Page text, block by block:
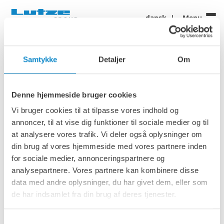
Samtykke Detaljer Om
Denne hjemmeside bruger cookies
Vi bruger cookies til at tilpasse vores indhold og
annoncer, til at vise dig funktioner til sociale medier og til
at analysere vores trafik. Vi deler også oplysninger om
din brug af vores hjemmeside med vores partnere inden
for sociale medier, annonceringspartnere og
analysepartnere. Vores partnere kan kombinere disse
data med andre oplysninger, du har givet dem, eller som
de har indsamlet fra din brug af deres tjenester.
dansk Menu
Generelle vilkår og betingelser
Virksomhedens generelle vilkår og betingelser giver
klarhed og gennemsigtighed for kunderne, idet de
virksomhederne i Lutze Group og kunden. De hjælper med
at forhindre misforståelser, sikrer juridisk beskyttelse og
fremmer tillid ved klart at angive politikker for betaling,
levering, returnering og andre vigtige områder.
Vedrørende Lutze Conveying Denmark ApS & Lutze Process
Denmark ApS: